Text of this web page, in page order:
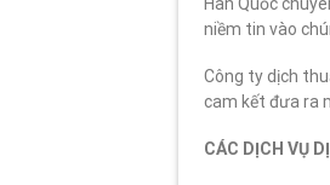
niềm tin vào
Công ty dịch
cam kết đưa ra
CÁC DỊCH VỤ